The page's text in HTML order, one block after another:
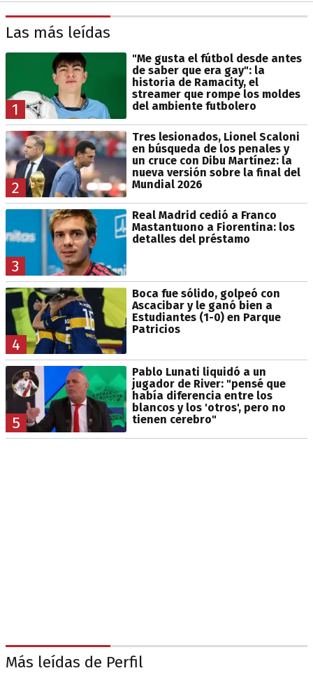
Las más leídas
1
"Me gusta el fútbol desde antes
de saber que era gay": la
historia de Ramacity, el
streamer que rompe los moldes
del ambiente futbolero
2
Tres lesionados, Lionel Scaloni
en búsqueda de los penales y
un cruce con Dibu Martínez: la
nueva versión sobre la final del
Mundial 2026
3
Real Madrid cedió a Franco
Mastantuono a Fiorentina: los
detalles del préstamo
4
Boca fue sólido, golpeó con
Ascacibar y le ganó bien a
Estudiantes (1-0) en Parque
Patricios
5
Pablo Lunati liquidó a un
jugador de River: "pensé que
había diferencia entre los
blancos y los 'otros', pero no
tienen cerebro"
Más leídas de Perfil